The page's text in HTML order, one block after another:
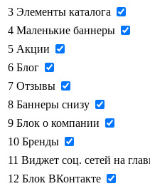
3 Элементы каталога
4 Маленькие баннеры
5 Акции
6 Блог
7 Отзывы
8 Баннеры снизу
9 Блок о компании
10 Бренды
11 Виджет соц. сетей на
12 Блок ВКонтакте